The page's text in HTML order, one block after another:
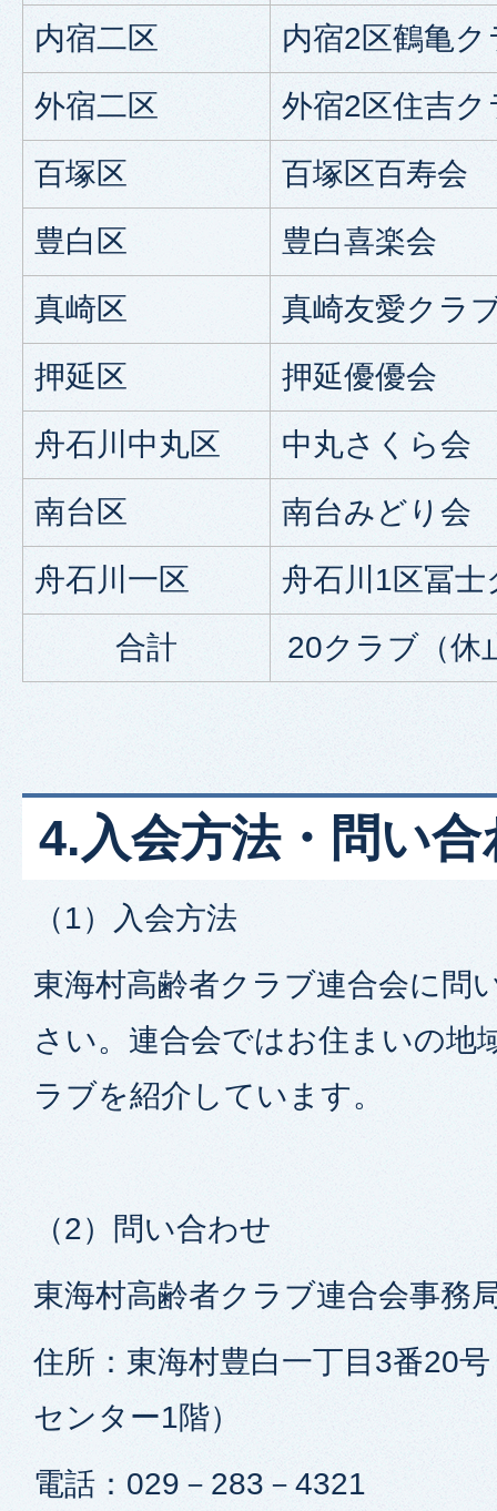
内宿二区
内宿2区鶴亀ク
外宿二区
外宿2区住吉ク
百塚区
百塚区百寿会
豊白区
豊白喜楽会
真崎区
真崎友愛クラ
押延区
押延優優会
舟石川中丸区
中丸さくら会
南台区
南台みどり会
舟石川一区
舟石川1区冨士
合計
20クラブ（休
4.入会方法・問い合
（1）入会方法
東海村高齢者クラブ連合会に問
さい。連合会ではお住まいの地
ラブを紹介しています。
（2）問い合わせ
東海村高齢者クラブ連合会事務
住所：東海村豊白一丁目3番20
センター1階）
電話：029－283－4321